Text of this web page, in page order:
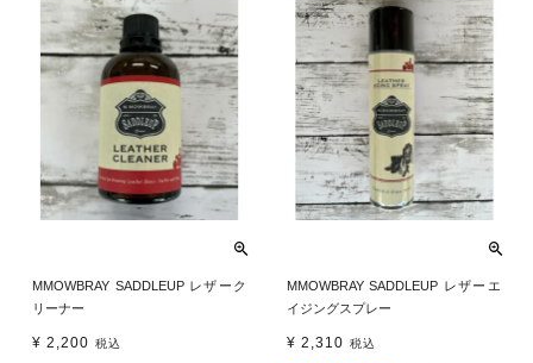
MMOWBRAY SADDLEUP レザーク
リーナー
¥ 2,200 税込
MMOWBRAY SADDLEUP レザーエ
イジングスプレー
¥ 2,310 税込